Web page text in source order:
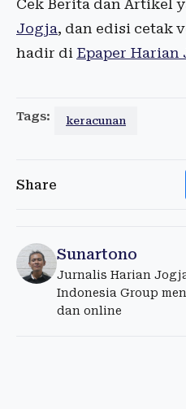
Cek Berita dan Artikel
Jogja, dan edisi cetak
hadir di Epaper Harian
Tags: keracunan
Share
Sunartono
Jurnalis Harian
Indonesia Group
dan online